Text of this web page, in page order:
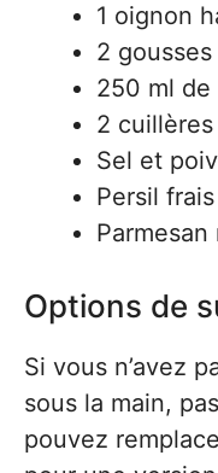
1 oignon
2 gousses
250 ml de
2 cuillères
Sel et
Persil
Options de
Si vous n’avez
sous la main,
pouvez